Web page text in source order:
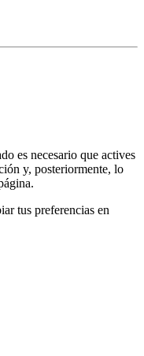
es necesario que actives
y, posteriormente, lo
tus preferencias en